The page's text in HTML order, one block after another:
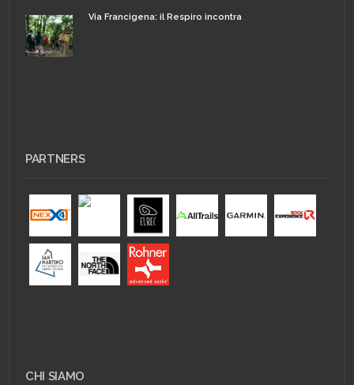
Via Francigena: il Respiro incontra
PARTNERS
CHI SIAMO